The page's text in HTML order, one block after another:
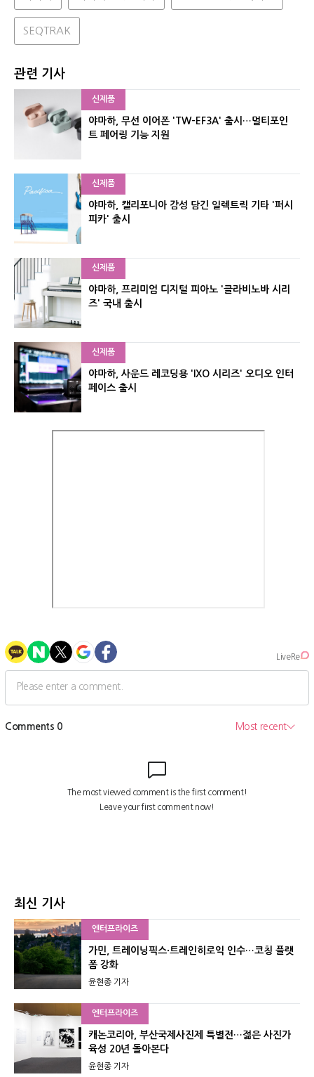
SEQTRAK
관련 기사
신제품
야마하, 무선 이어폰 'TW-EF3A' 출시…멀티포인
트 페어링 기능 지원
신제품
야마하, 캘리포니아 감성 담긴 일렉트릭 기타 '퍼시
피카' 출시
신제품
야마하, 프리미엄 디지털 피아노 '클라비노바 시리
즈' 국내 출시
신제품
야마하, 사운드 레코딩용 'IXO 시리즈' 오디오 인터
페이스 출시
최신 기사
엔터프라이즈
가민, 트레이닝픽스·트레인히로익 인수…코칭 플랫
폼 강화
윤현종 기자
엔터프라이즈
캐논코리아, 부산국제사진제 특별전…젊은 사진가
육성 20년 돌아본다
윤현종 기자